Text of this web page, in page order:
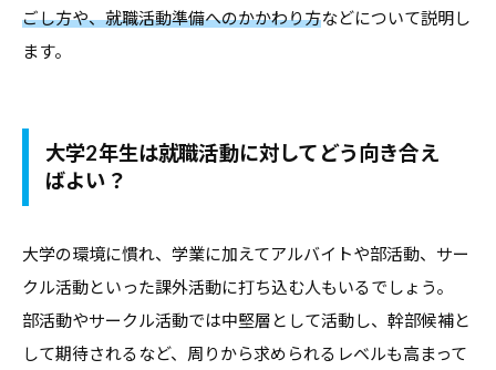
め
の
情
ト
る
総
報
で
す
。
キ
ごし方や、就職活動準備へのかかわり方などについて説明し
ます。
大学2年生は就職活動に対してどう向き合え
ばよい？
大学の環境に慣れ、学業に加えてアルバイトや部活動、サー
クル活動といった課外活動に打ち込む人もいるでしょう。
部活動やサークル活動では中堅層として活動し、幹部候補と
して期待されるなど、周りから求められるレベルも高まって
ト